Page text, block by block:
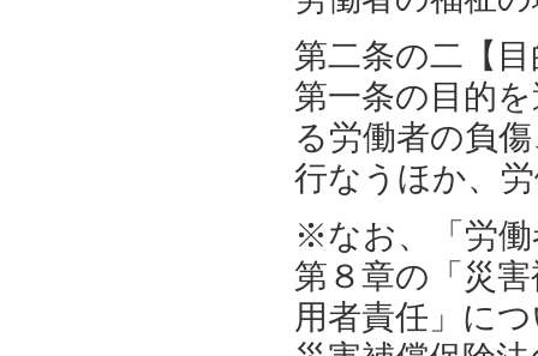
第二条の二【
第一条の目的
る労働者の負
行なうほか、
※なお、「労働
第８章の「災
用者責任」に